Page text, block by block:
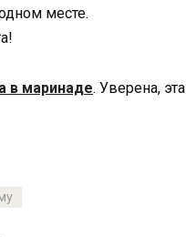
месте.
в маринаде. Уверена, эта